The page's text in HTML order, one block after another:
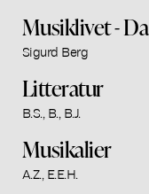
Musiklivet -
Sigurd Berg
Litteratur
B.S., B., B.J.
Musikalier
A.Z., E.E.H.